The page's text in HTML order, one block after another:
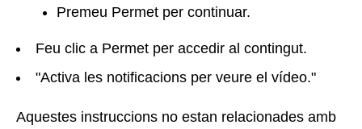
Premeu Permet per continuar.
Feu clic a Permet per accedir al contingut.
"Activa les notificacions per veure el vídeo."
Aquestes instruccions no estan relacionades amb